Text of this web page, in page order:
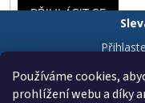
Používáme cookies,
prohlížení webu a díky
PŘIHLÁSIT SE